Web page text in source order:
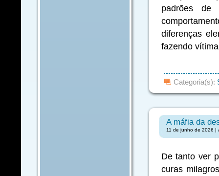
padrões de
diferenças
fazendo
Categoria(s):
A máfia da
11 de junho de 2026 |
De tanto ver
curas